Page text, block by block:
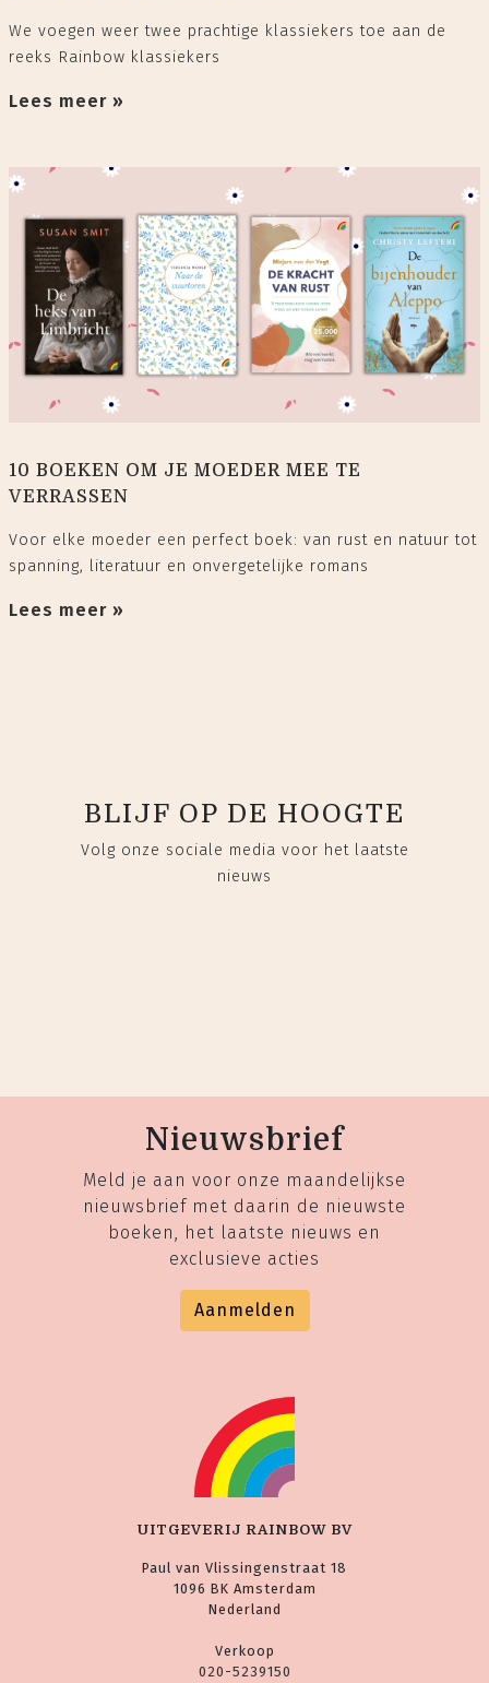
We voegen weer twee prachtige klassiekers toe aan de
reeks Rainbow klassiekers
Lees meer »
10 BOEKEN OM JE MOEDER MEE TE
VERRASSEN
Voor elke moeder een perfect boek: van rust en natuur tot
spanning, literatuur en onvergetelijke romans
Lees meer »
BLIJF OP DE HOOGTE
Volg onze sociale media voor het laatste
nieuws
Nieuwsbrief
Meld je aan voor onze maandelijkse
nieuwsbrief met daarin de nieuwste
boeken, het laatste nieuws en
exclusieve acties
Aanmelden
UITGEVERIJ RAINBOW BV
Paul van Vlissingenstraat 18
1096 BK Amsterdam
Nederland
Verkoop
020-5239150